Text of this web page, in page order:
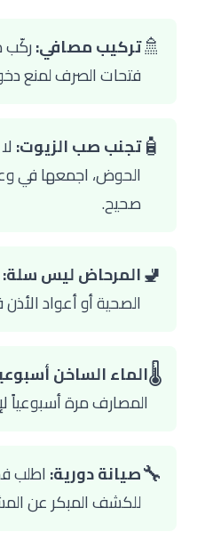
🚿تركيب مصافي:ركّب
فتحات الصرف لمنع دخول
🧴تجنب صب الزيوت:لا
الحوض، اجمعها في
صحيح.
🚽المرحاض ليس سلة:
الصحية أو أعواد الأذن
الماء الساخن أسبوعياً:
المصارف مرة أسبوعياً
🔧صيانة دورية:
للكشف المبكر عن